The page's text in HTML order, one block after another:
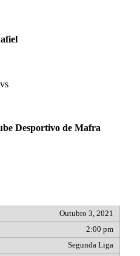
vs
Desportivo de Mafra
Outubro 3, 2021
2:00 pm
Segunda Liga